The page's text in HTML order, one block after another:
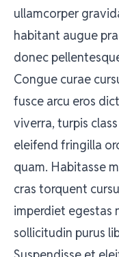
ullamcorper
habitant augue
donec
Congue curae
fusce arcu eros
viverra, turpis
eleifend fringilla
quam. Habitasse
cras torquent
imperdiet egestas
sollicitudin purus